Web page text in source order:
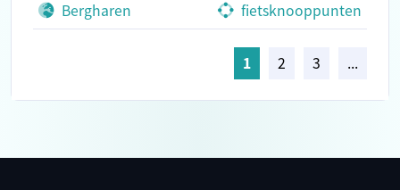
Bergharen
fietsknooppunten
1 2 3 ...